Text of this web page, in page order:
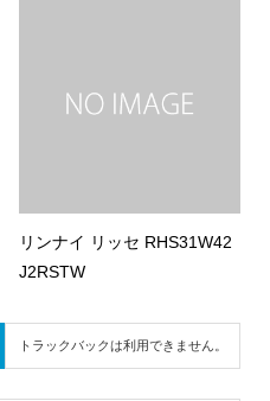
リンナイ リッセ RHS31W42
J2RSTW
トラックバックは利用できません。